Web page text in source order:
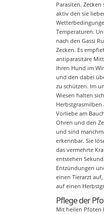
Parasiten.
aktiv den sie
Temperaturen.
nach den Gassi
Zecken. Es
antiparasitäre
Ihren Hund im
und den dabei
zu schützen. Im
Wiesen halten
Herbstgrasmilben
Vorliebe am
Ohren und den
und sind
erkennbar. Sie
das vermehrte
entstehen
Entzündungen
einen Tierarzt
auf einen
Pflege der
Mit heilen Pfoten